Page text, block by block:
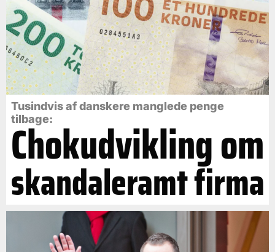
Tusindvis af danskere manglede penge
tilbage:
Chokudvikling om
skandaleramt firma